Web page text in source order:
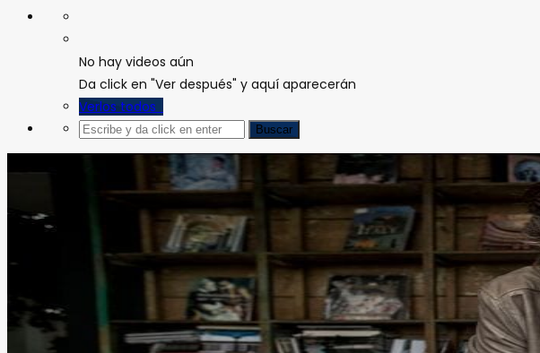
No hay videos aún
Da click en "Ver después" y aquí aparecerán
Verlos todos